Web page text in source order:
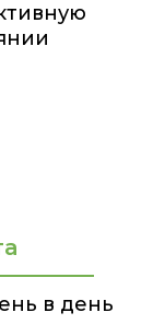
в день